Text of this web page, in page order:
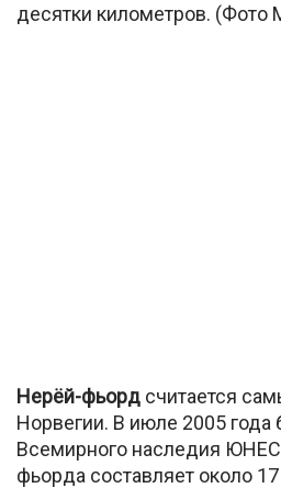
десятки километров. (Фото
Нерёй-фьорд считается
Норвегии. В июле 2005 года
Всемирного наследия
фьорда составляет около